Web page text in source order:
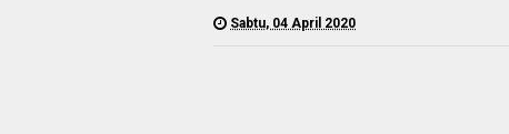
Sabtu, 04 April 2020